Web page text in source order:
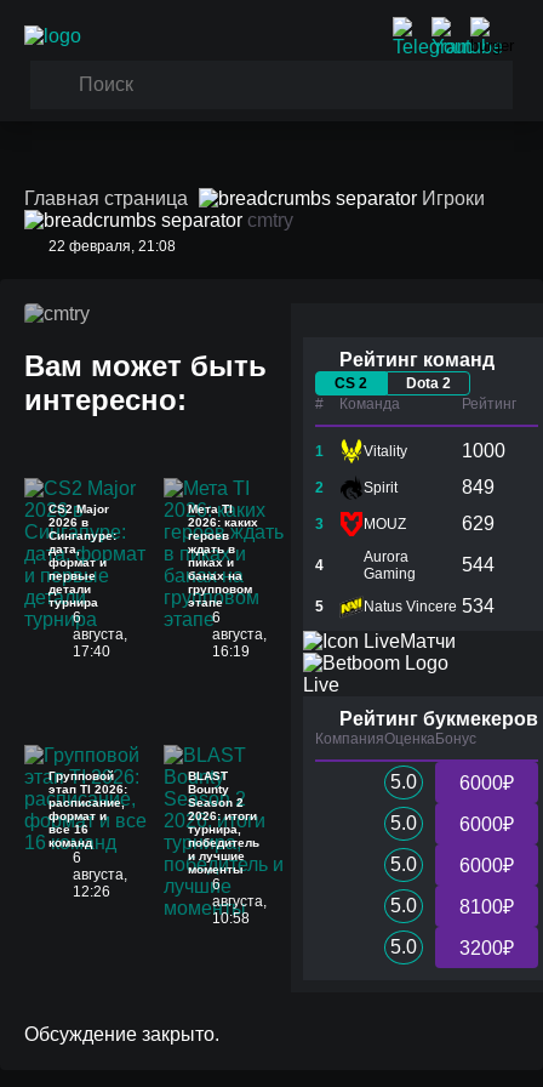
Главная страница
Игроки
cmtry
22 февраля, 21:08
cmtry
Вам может быть
интересно:
CS2 Major
2026 в
Сингапуре:
дата,
формат и
первые
детали
турнира
6
августа,
17:40
Мета TI
2026: каких
героев
ждать в
пиках и
банах на
групповом
этапе
6
августа,
16:19
Групповой
этап TI 2026:
расписание,
формат и
все 16
команд
6
августа,
12:26
BLAST
Bounty
Season 2
2026: итоги
турнира,
победитель
и лучшие
моменты
6
августа,
10:58
Обсуждение закрыто.
Рейтинг команд
CS 2
Dota 2
#
Команда Рейтинг
1 Vitality 1000
2 Spirit 849
3 MOUZ 629
4
Aurora
Gaming
544
5 Natus Vincere 534
Матчи
Live
Рейтинг букмекеров
КомпанияОценкаБонус
5.0
6000₽
5.0
6000₽
5.0
6000₽
5.0
8100₽
5.0
3200₽